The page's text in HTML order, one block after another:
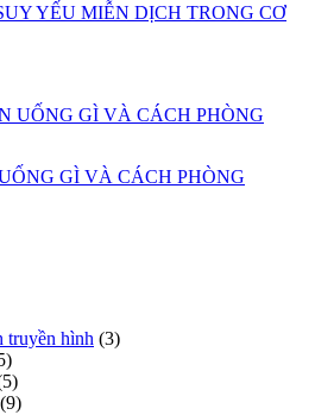
YẾU MIỄN DỊCH TRONG CƠ
GÌ VÀ CÁCH PHÒNG
hình (3)
(9)